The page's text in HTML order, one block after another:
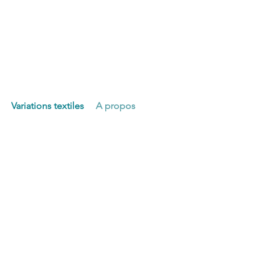
Variations textiles A propos